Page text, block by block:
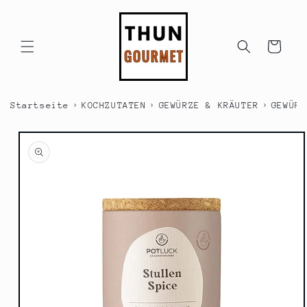
Warenkorb
Startseite › KOCHZUTATEN › GEWÜRZE & KRÄUTER ›